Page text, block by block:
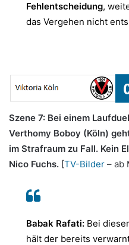
Fehlentscheidung,
das Vergehen nicht
Szene 7: Bei einem
Verthomy Boboy (Köln)
im Strafraum zu Fall. Kein
Nico Fuchs. [TV-Bilder – ab
Babak Rafati: Bei
hält der bereits